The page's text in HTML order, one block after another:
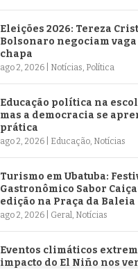
Eleições 2026: Tereza
Bolsonaro negociam vaga
chapa
ago 2, 2026 Notícias, Política
Educação política na
mas a democracia se
prática
ago 2, 2026 Educação, Notícias
Turismo em Ubatuba:
Gastronômico Sabor
edição na Praça da Baleia
ago 2, 2026 Geral, Notícias
Eventos climáticos
impacto do El Niño nos